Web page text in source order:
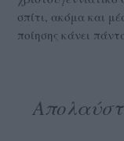
σπίτι, ακόμα και
ποίησης κάνει